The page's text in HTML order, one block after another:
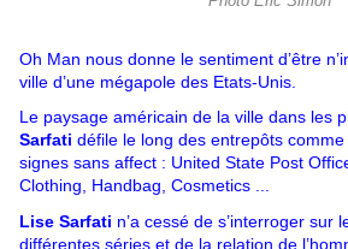
Oh Man nous donne le sentiment d’être
ville d’une mégapole des Etats-Unis.
Le paysage américain de la ville dans les
Sarfati défile le long des entrepôts
signes sans affect : United State Post
Clothing, Handbag, Cosmetics ...
Lise Sarfati n’a cessé de s’interroger sur
différentes séries et de la relation de